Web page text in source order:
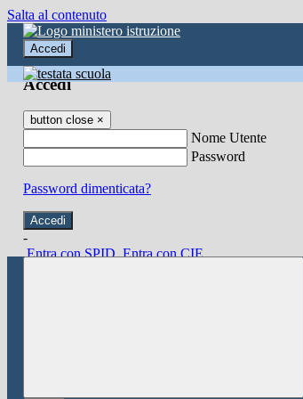
Salta al contenuto
Accedi
Accedi
button close ×
Nome Utente
Password
Password dimenticata?
-
Entra con SPID Entra con CIE
button close ×